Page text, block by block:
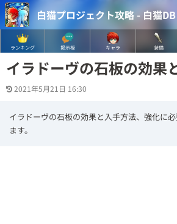
白猫プロジェクト攻略 - 白猫DB
ランキング 掲示板 キャラ 装備
イラドーヴの石板の効果
2021年5月21日 16:30
イラドーヴの石板の効果と入手方法、強化に
ます。